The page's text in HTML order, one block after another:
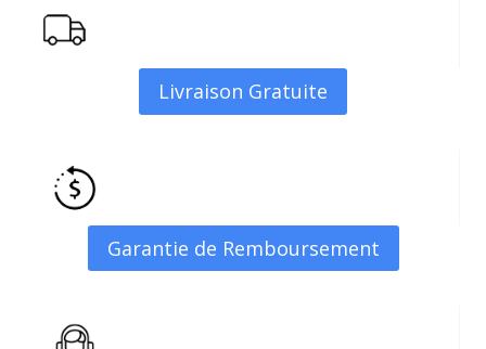
Livraison Gratuite
Garantie de Remboursement